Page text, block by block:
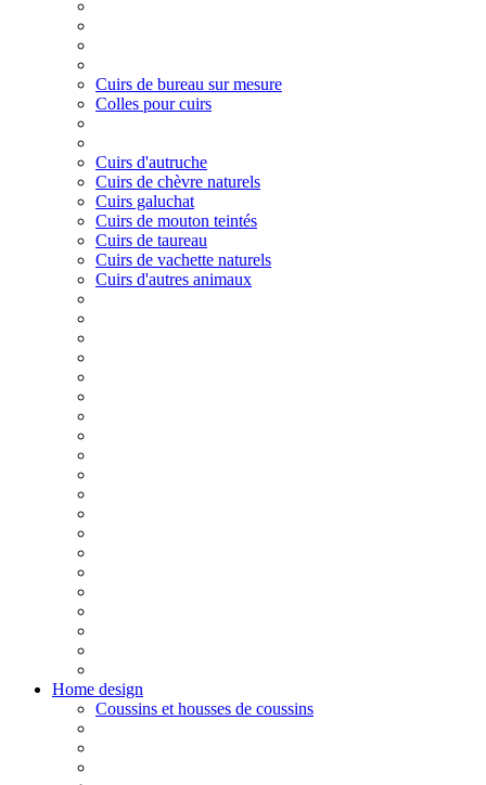
Cuirs de bureau sur mesure
Colles pour cuirs
Cuirs d'autruche
Cuirs de chèvre naturels
Cuirs galuchat
Cuirs de mouton teintés
Cuirs de taureau
Cuirs de vachette naturels
Cuirs d'autres animaux
Home design
Coussins et housses de coussins